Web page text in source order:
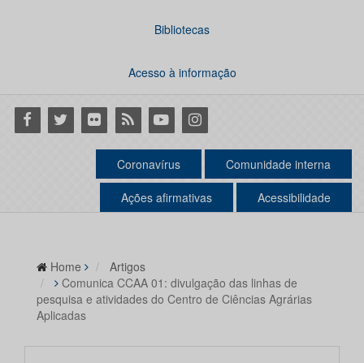
Bibliotecas
Acesso à informação
Facebook
Twitter Flickr RSS YoutubeInstagram
Coronavírus Comunidade interna
Ações afirmativas Acessibilidade
Home
Artigos
Comunica CCAA 01: divulgação das linhas de
pesquisa e atividades do Centro de Ciências Agrárias
Aplicadas